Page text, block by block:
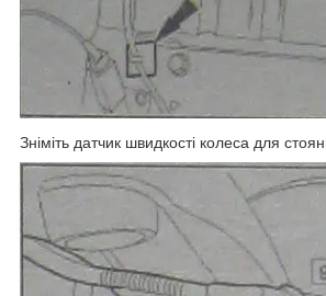
Зніміть датчик швидкості колеса для